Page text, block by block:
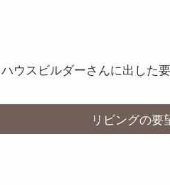
ウスビルダーさんに出した要
リビングの要